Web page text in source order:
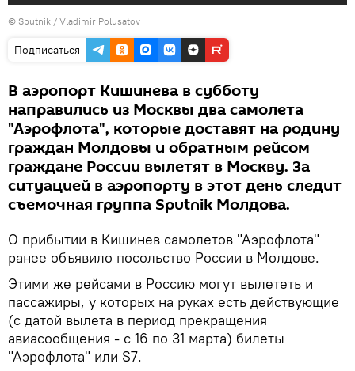
© Sputnik / Vladimir Polusatov
Подписаться
В аэропорт Кишинева в субботу
направились из Москвы два самолета
"Аэрофлота", которые доставят на родину
граждан Молдовы и обратным рейсом
граждане России вылетят в Москву. За
ситуацией в аэропорту в этот день следит
съемочная группа Sputnik Молдова.
О прибытии в Кишинев самолетов "Аэрофлота"
ранее объявило посольство России в Молдове.
Этими же рейсами в Россию могут вылететь и
пассажиры, у которых на руках есть действующие
(с датой вылета в период прекращения
авиасообщения - с 16 по 31 марта) билеты
"Аэрофлота" или S7.